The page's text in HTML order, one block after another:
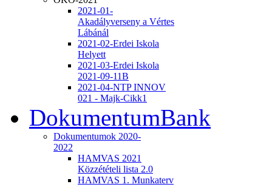
2021-01-
Akadályverseny a Vértes
Lábánál
2021-02-Erdei Iskola
Helyett
2021-03-Erdei Iskola
2021-09-11B
2021-04-NTP INNOV
021 - Majk-Cikk1
DokumentumBank
Dokumentumok 2020-
2022
HAMVAS 2021
Közzétételi lista 2.0
HAMVAS 1. Munkaterv